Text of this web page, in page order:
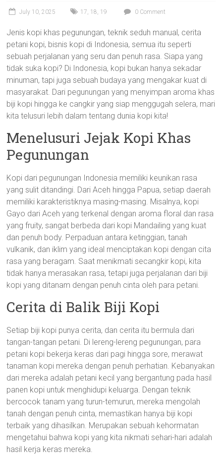
July 10, 2025 17, 18, 19 0 Comment
Jenis kopi khas pegunungan, teknik seduh manual, cerita
petani kopi, bisnis kopi di Indonesia, semua itu seperti
sebuah perjalanan yang seru dan penuh rasa. Siapa yang
tidak suka kopi? Di Indonesia, kopi bukan hanya sekadar
minuman, tapi juga sebuah budaya yang mengakar kuat di
masyarakat. Dari pegunungan yang menyimpan aroma khas
biji kopi hingga ke cangkir yang siap menggugah selera, mari
kita telusuri lebih dalam tentang dunia kopi kita!
Menelusuri Jejak Kopi Khas
Pegunungan
Kopi dari pegunungan Indonesia memiliki keunikan rasa
yang sulit ditandingi. Dari Aceh hingga Papua, setiap daerah
memiliki karakteristiknya masing-masing. Misalnya, kopi
Gayo dari Aceh yang terkenal dengan aroma floral dan rasa
yang fruity, sangat berbeda dari kopi Mandailing yang kuat
dan penuh body. Perpaduan antara ketinggian, tanah
vulkanik, dan iklim yang ideal menciptakan kopi dengan cita
rasa yang beragam. Saat menikmati secangkir kopi, kita
tidak hanya merasakan rasa, tetapi juga perjalanan dari biji
kopi yang ditanam dengan penuh cinta oleh para petani.
Cerita di Balik Biji Kopi
Setiap biji kopi punya cerita, dan cerita itu bermula dari
tangan-tangan petani. Di lereng-lereng pegunungan, para
petani kopi bekerja keras dari pagi hingga sore, merawat
tanaman kopi mereka dengan penuh perhatian. Kebanyakan
dari mereka adalah petani kecil yang bergantung pada hasil
panen kopi untuk menghidupi keluarga. Dengan teknik
bercocok tanam yang turun-temurun, mereka mengolah
tanah dengan penuh cinta, memastikan hanya biji kopi
terbaik yang dihasilkan. Merupakan sebuah kehormatan
mengetahui bahwa kopi yang kita nikmati sehari-hari adalah
hasil kerja keras mereka.